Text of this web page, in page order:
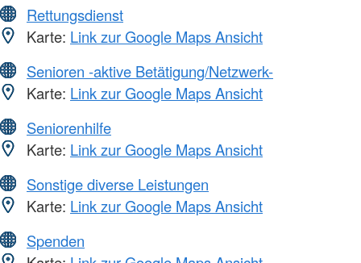
Rettungsdienst
Karte: Link zur Google Maps Ansicht
Senioren -aktive Betätigung/Netzwerk-
Karte: Link zur Google Maps Ansicht
Seniorenhilfe
Karte: Link zur Google Maps Ansicht
Sonstige diverse Leistungen
Karte: Link zur Google Maps Ansicht
Spenden